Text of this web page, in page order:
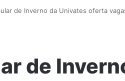
de Inverno da Univates oferta
de